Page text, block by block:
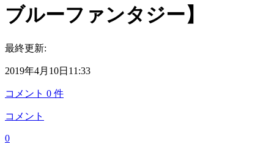
ブルーファンタジー】
最終更新:
2019年4月10日11:33
コメント 0 件
コメント
0